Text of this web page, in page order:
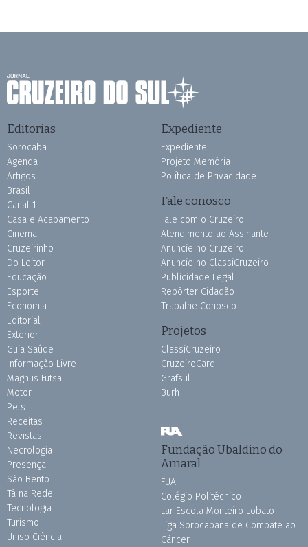
Editorias
Sorocaba
Agenda
Artigos
Brasil
Canal 1
Casa e Acabamento
Cinema
Cruzeirinho
Do Leitor
Educação
Esporte
Economia
Editorial
Exterior
Guia Saúde
Informação Livre
Magnus Futsal
Motor
Pets
Receitas
Revistas
Necrologia
Presença
São Bento
Tá na Rede
Tecnologia
Turismo
Uniso Ciência
Expediente
Expediente
Projeto Memória
Política de Privacidade
Fale conosco
Fale com o Cruzeiro
Atendimento ao Assinante
Anuncie no Cruzeiro
Anuncie no ClassiCruzeiro
Publicidade Legal
Repórter Cidadão
Trabalhe Conosco
Projetos
ClassiCruzeiro
CruzeiroCard
Grafsul
Burh
Fundação Ubaldino do
Amaral
FUA
Colégio Politécnico
Lar Escola Monteiro Lobato
Liga Sorocabana de Combate ao
Câncer